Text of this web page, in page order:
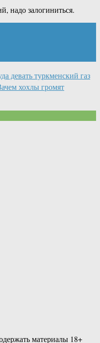
надо залогиниться.
девать туркменский газ
хохлы громят
материалы 18+